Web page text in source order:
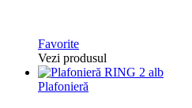
Favorite
Vezi produsul
Plafonieră